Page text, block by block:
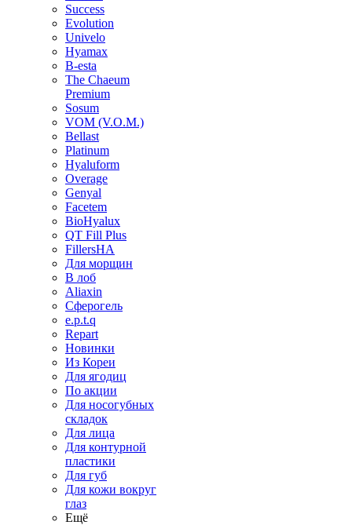
Success
Evolution
Univelo
Hyamax
B-esta
The Chaeum
Premium
Sosum
VOM (V.O.M.)
Bellast
Platinum
Hyaluform
Overage
Genyal
Facetem
BioHyalux
QT Fill Plus
FillersHA
Для морщин
В лоб
Aliaxin
Сферогель
e.p.t.q
Repart
Новинки
Из Кореи
Для ягодиц
По акции
Для носогубных
складок
Для лица
Для контурной
пластики
Для губ
Для кожи вокруг
глаз
Ещё